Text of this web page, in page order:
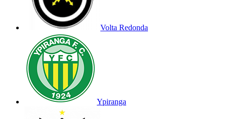
Volta Redonda
Ypiranga